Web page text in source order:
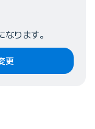
ります。
更